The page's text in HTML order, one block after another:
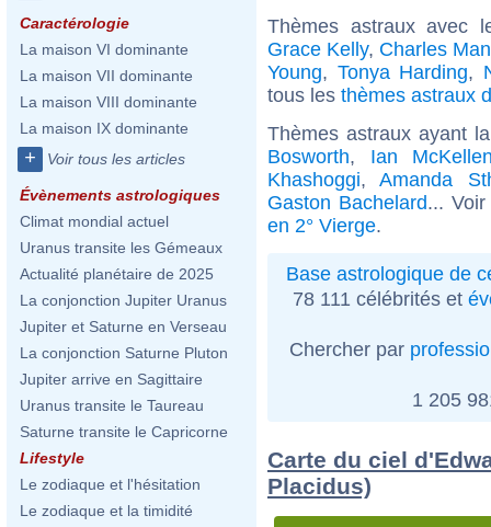
Caractérologie
La maison VI dominante
La maison VII dominante
La maison VIII dominante
La maison IX dominante
+ Voir tous les articles
Évènements astrologiques
Climat mondial actuel
Uranus transite les Gémeaux
Actualité planétaire de 2025
La conjonction Jupiter Uranus
Jupiter et Saturne en Verseau
La conjonction Saturne Pluton
Jupiter arrive en Sagittaire
Uranus transite le Taureau
Saturne transite le Capricorne
Lifestyle
Le zodiaque et l'hésitation
Le zodiaque et la timidité
Thèmes astraux avec
Grace Kelly, Charles
Young, Tonya Harding,
tous les thèmes astraux
Thèmes astraux ayant
Bosworth, Ian
Khashoggi,Amanda
Gaston Bachelard...
en 2° Vierge.
Base astrologique de
78 111 célébrités et
Chercher par
1 205
Carte du ciel
Placidus)